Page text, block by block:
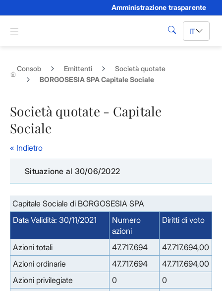
Amministrazione trasparente
Apri menu di navigazione
cerca IT
Consob Emittenti
Società quotate
BORGOSESIA SPA Capitale Sociale
Società quotate - Capitale
Sociale
« Indietro
Situazione al 30/06/2022
Capitale Sociale di BORGOSESIA SPA
Data Validità: 30/11/2021
Numero
azioni
Diritti di voto
Azioni totali 47.717.694
47.717.694,00
Azioni ordinarie
47.717.694
47.717.694,00
Azioni privilegiate
0
0